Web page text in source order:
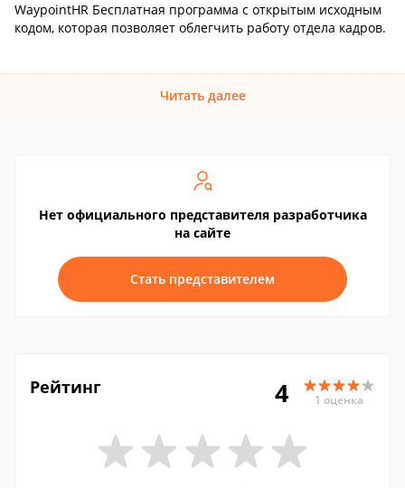
WaypointHR Бесплатная программа с открытым исходным
кодом, которая позволяет облегчить работу отдела кадров.
Читать далее
Нет официального представителя разработчика
на сайте
Стать представителем
Рейтинг 4 1 оценка